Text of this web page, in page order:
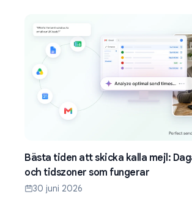
Bästa tiden att skicka kalla mejl:
och tidszoner som fungerar
30 juni 2026